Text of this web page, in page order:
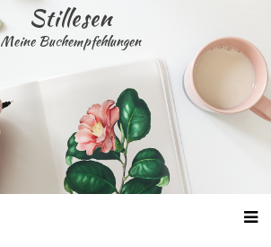
Stillesen
Meine Buchempfehlungen